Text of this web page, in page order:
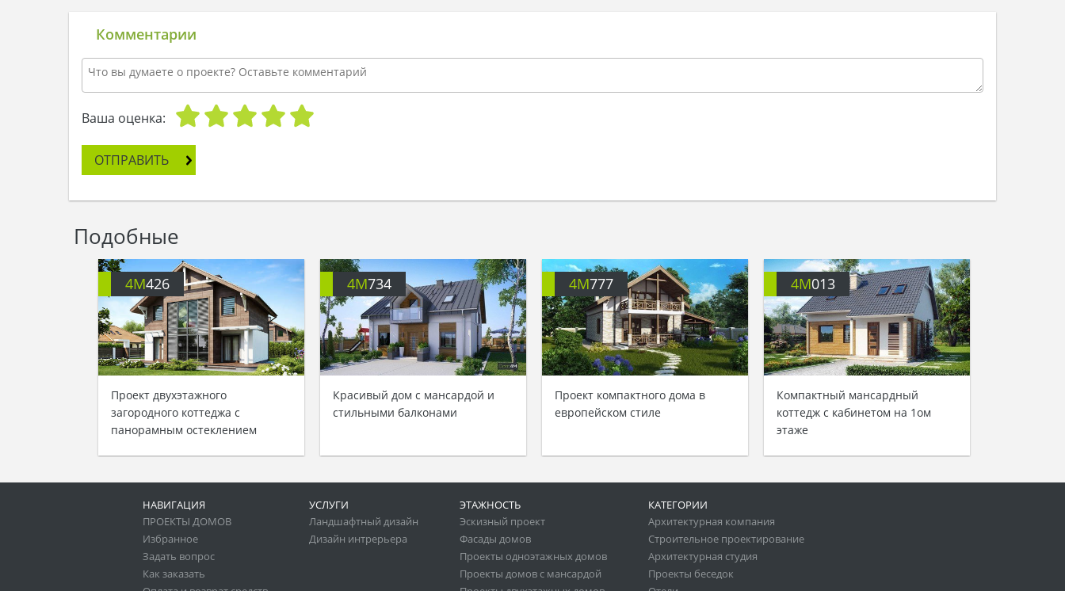
Комментарии
Ваша оценка:
ОТПРАВИТЬ
Подобные
4M426
Проект двухэтажного
загородного коттеджа с
панорамным остеклением
4M734
Красивый дом с мансардой и
стильными балконами
4M777
Проект компактного дома в
европейском стиле
4M013
Компактный мансардный
коттедж с кабинетом на 1ом
этаже
НАВИГАЦИЯ
ПРОЕКТЫ ДОМОВ
Избранное
Задать вопрос
Как заказать
УСЛУГИ
Ландшафтный дизайн
Дизайн интрерьера
ЭТАЖНОСТЬ
Эскизный проект
Фасады домов
Проекты одноэтажных домов
Проекты домов с мансардой
КАТЕГОРИИ
Архитектурная компания
Строительное проектирование
Архитектурная студия
Проекты беседок